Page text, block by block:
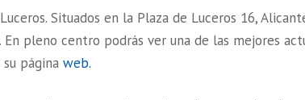
Situados en la Plaza de Luceros 16,
pleno centro podrás ver una de las mejores
página web.